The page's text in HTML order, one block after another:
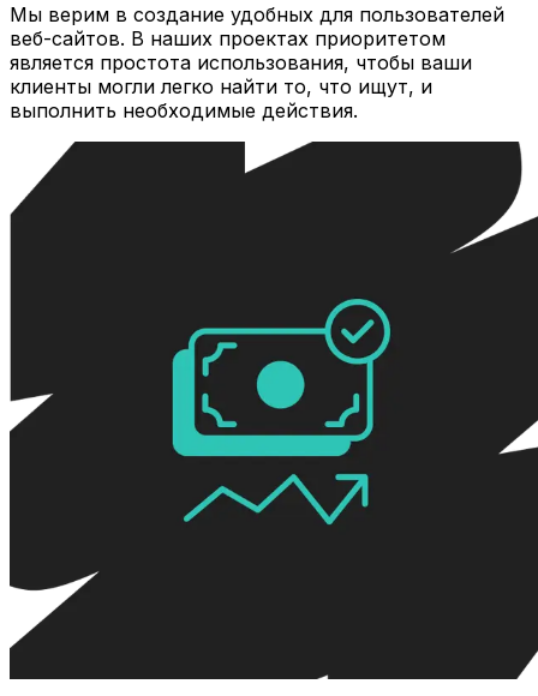
Мы верим в создание удобных для пользователей
веб-сайтов. В наших проектах приоритетом
является простота использования, чтобы ваши
клиенты могли легко найти то, что ищут, и
выполнить необходимые действия.